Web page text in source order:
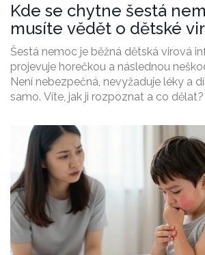
Kde se chytne šestá
musíte vědět o dětské
vyrážce
Šestá nemoc je běžná dětská virová
projevuje horečkou a následnou
Není nebezpečná, nevyžaduje léky a
samo. Víte, jak ji rozpoznat a co dělat?